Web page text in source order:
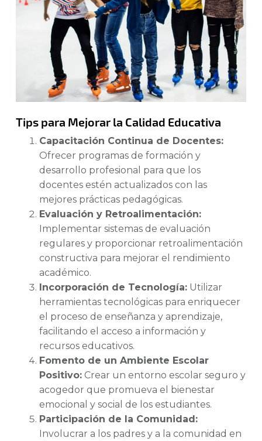
Tips para Mejorar la Calidad Educativa
Capacitación Continua de Docentes:
Ofrecer programas de formación y
desarrollo profesional para que los
docentes estén actualizados con las
mejores prácticas pedagógicas.
Evaluación y Retroalimentación:
Implementar sistemas de evaluación
regulares y proporcionar retroalimentación
constructiva para mejorar el rendimiento
académico.
Incorporación de Tecnología: Utilizar
herramientas tecnológicas para enriquecer
el proceso de enseñanza y aprendizaje,
facilitando el acceso a información y
recursos educativos.
Fomento de un Ambiente Escolar
Positivo: Crear un entorno escolar seguro y
acogedor que promueva el bienestar
emocional y social de los estudiantes.
Participación de la Comunidad:
Involucrar a los padres y a la comunidad en